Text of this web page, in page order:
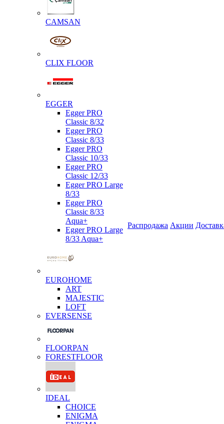
CAMSAN
CLIX FLOOR
EGGER
Egger PRO
Classic 8/32
Egger PRO
Classic 8/33
Egger PRO
Classic 10/33
Egger PRO
Classic 12/33
Egger PRO Large
8/33
Egger PRO
Classic 8/33
Aqua+
Egger PRO Large
8/33 Aqua+
EUROHOME
ART
MAJESTIC
LOFT
EVERSENSE
FLOORPAN
FORESTFLOOR
IDEAL
CHOICE
ENIGMA
Распродажа Акции